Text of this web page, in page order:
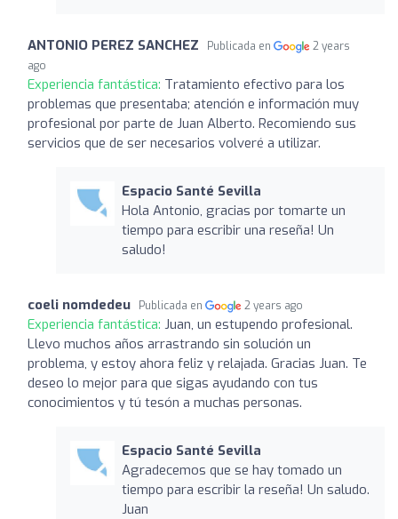
ANTONIO PEREZ SANCHEZ Publicada en
2 years
ago
Experiencia fantástica: Tratamiento efectivo para los
problemas que presentaba; atención e información muy
profesional por parte de Juan Alberto. Recomiendo sus
servicios que de ser necesarios volveré a utilizar.
Espacio Santé Sevilla
Hola Antonio, gracias por tomarte un
tiempo para escribir una reseña! Un
saludo!
coeli nomdedeu Publicada en 2 years ago
Experiencia fantástica: Juan, un estupendo profesional.
Llevo muchos años arrastrando sin solución un
problema, y estoy ahora feliz y relajada. Gracias Juan. Te
deseo lo mejor para que sigas ayudando con tus
conocimientos y tú tesón a muchas personas.
Espacio Santé Sevilla
Agradecemos que se hay tomado un
tiempo para escribir la reseña! Un saludo.
Juan